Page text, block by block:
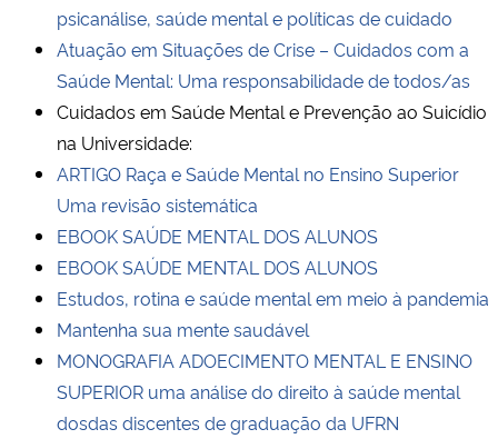
Ministério do Desenvolvimento Regional
Controladoria-Geral da União
Ministério da Mulher, da Família e dos Direitos Humanos
Gabinete de Segurança Institucional
Advocacia-Geral da União
Banco Central do Brasil
psicanálise, saúde mental e políticas de cuidado
Atuação em Situações de Crise – Cuidados com a
Saúde Mental: Uma responsabilidade de todos/as
Cuidados em Saúde Mental e Prevenção ao Suicídio
na Universidade:
ARTIGO Raça e Saúde Mental no Ensino Superior
Uma revisão sistemática
EBOOK SAÚDE MENTAL DOS ALUNOS
EBOOK SAÚDE MENTAL DOS ALUNOS
Estudos, rotina e saúde mental em meio à pandemia
Mantenha sua mente saudável
MONOGRAFIA ADOECIMENTO MENTAL E ENSINO
SUPERIOR uma análise do direito à saúde mental
dosdas discentes de graduação da UFRN